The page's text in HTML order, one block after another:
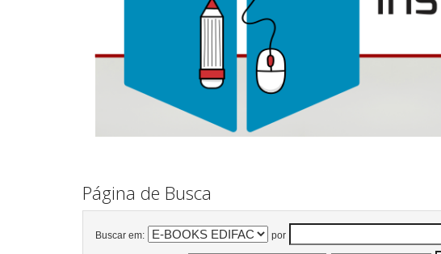
Página de Busca
Buscar em: por